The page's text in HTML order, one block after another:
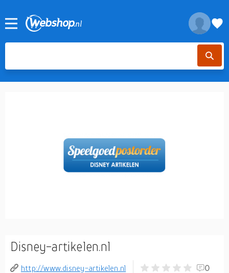
Disney-artikelen.nl
http://www.disney-artikelen.nl 0